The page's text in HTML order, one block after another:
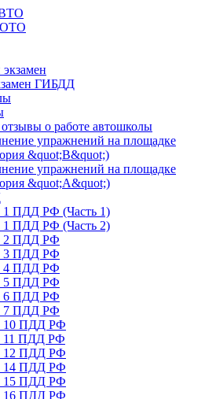
ГИБДД
о работе автошколы
упражнений на площадке
&quot;В&quot;)
упражнений на площадке
&quot;А&quot;)
1 ПДД РФ (Часть 1)
1 ПДД РФ (Часть 2)
2 ПДД РФ
3 ПДД РФ
4 ПДД РФ
5 ПДД РФ
6 ПДД РФ
7 ПДД РФ
10 ПДД РФ
11 ПДД РФ
12 ПДД РФ
14 ПДД РФ
15 ПДД РФ
16 ПДД РФ